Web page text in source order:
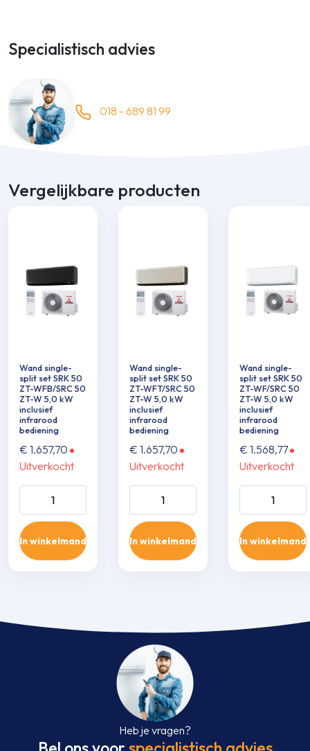
Specialistisch advies
018 - 689 81 99
Vergelijkbare producten
Wand single-
split set SRK 50
ZT-WFB/SRC 50
ZT-W 5,0 kW
inclusief
infrarood
bediening
€ 1.657,70
Uitverkocht
WFB/SRC 50 ZT-
W 5,0 kW inclusief
infrarood
In winkelmand
Wand single-
split set SRK 50
ZT-WFT/SRC 50
ZT-W 5,0 kW
inclusief
infrarood
bediening
€ 1.657,70
Uitverkocht
WFT/SRC 50 ZT-
W 5,0 kW inclusief
infrarood
In winkelmand
Wand single-
split set SRK 50
ZT-WF/SRC 50
ZT-W 5,0 kW
inclusief
infrarood
bediening
€ 1.568,77
Uitverkocht
WF/SRC 50
5,0 kW
infrarood
In winkelmand
Heb je vragen?